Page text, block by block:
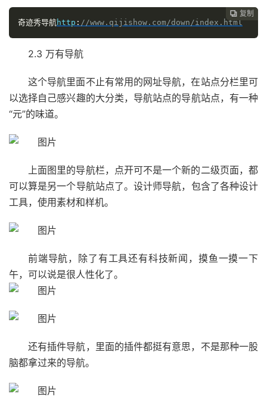
 复制
奇迹秀导航http : //www.qijishow.com/down/index.html
2.3 万有导航
这个导航里面不止有常用的网址导航，在站点分栏里可
以选择自己感兴趣的大分类，导航站点的导航站点，有一种
“元”的味道。
上面图里的导航栏，点开可不是一个新的二级页面，都
可以算是另一个导航站点了。设计师导航，包含了各种设计
工具，使用素材和样机。
前端导航，除了有工具还有科技新闻，摸鱼一摸一下
午，可以说是很人性化了。
还有插件导航，里面的插件都挺有意思，不是那种一股
脑都拿过来的导航。